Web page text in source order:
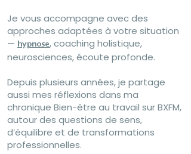
Je vous accompagne avec des
approches adaptées à votre situation
— hypnose, coaching holistique,
neurosciences, écoute profonde.
Depuis plusieurs années, je partage
aussi mes réflexions dans ma
chronique Bien-être au travail sur BXFM,
autour des questions de sens,
d’équilibre et de transformations
professionnelles.